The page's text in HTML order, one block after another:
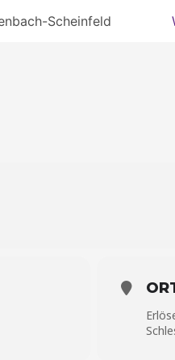
Scheinfeld